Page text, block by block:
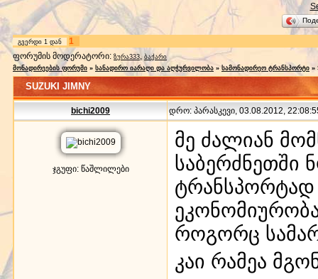
გვერდი 1 დან
1
ფორუმის მოდერატორი: ზურა333, ბაქარი
მონადირეების ფორუმი » სანადირო იარაღი და აღჭურვილობა » სამონადირეო ტრანსპორტი »
SUZUKI JIMNY
bichi2009 დრო: პარასკევი, 03.08.2012,
ჯგუფი: წაშლილები
მე ძალიან
საბერძნეთში
ტრანსპორტად
როგორც
კაი რამეა